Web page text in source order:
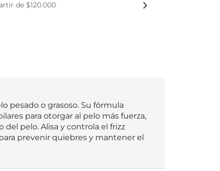
de $120.000
pesado o grasoso. Su fórmula
para otorgar al pelo más fuerza,
pelo. Alisa y controla el frizz
prevenir quiebres y mantener el